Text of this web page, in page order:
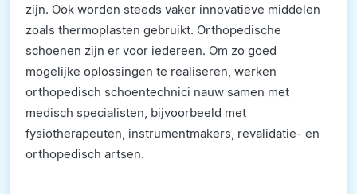
zijn. Ook worden steeds vaker innovatieve middelen
zoals thermoplasten gebruikt. Orthopedische
schoenen zijn er voor iedereen. Om zo goed
mogelijke oplossingen te realiseren, werken
orthopedisch schoentechnici nauw samen met
medisch specialisten, bijvoorbeeld met
fysiotherapeuten, instrumentmakers, revalidatie- en
orthopedisch artsen.